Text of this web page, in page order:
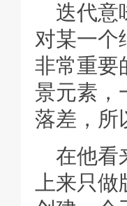
迭代意
对某一个
非常重要
景元素，
落差，所
在他看
上来只